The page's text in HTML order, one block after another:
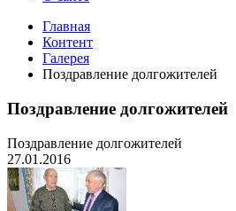
Главная
Контент
Галерея
Поздравление долгожителей
Поздравление долгожителей
Поздравление долгожителей
27.01.2016